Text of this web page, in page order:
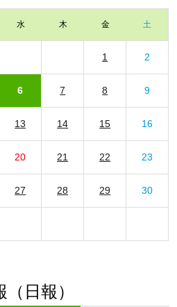
水 木 金 土
1 2
6 7 8 9
13 14 15 16
20 21 22 23
27 28 29 30
日報）